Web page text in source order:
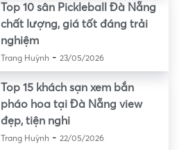
Top 10 sân Pickleball Đà Nẵng
chất lượng, giá tốt đáng trải
nghiệm
Trang Huỳnh- 23/05/2026
Top 15 khách sạn xem bắn
pháo hoa tại Đà Nẵng view
đẹp, tiện nghi
Trang Huỳnh- 22/05/2026